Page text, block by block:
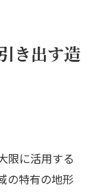
き出す造
限に活用する
の特有の地形